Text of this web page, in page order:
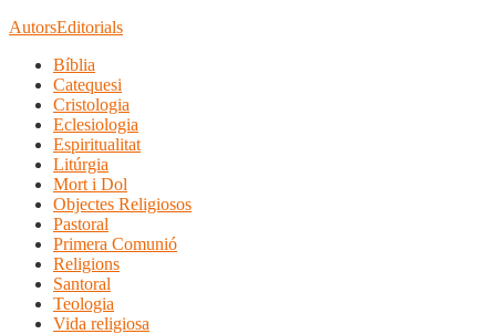
AutorsEditorials
Bíblia
Catequesi
Cristologia
Eclesiologia
Espiritualitat
Litúrgia
Mort i Dol
Objectes Religiosos
Pastoral
Primera Comunió
Religions
Santoral
Teologia
Vida religiosa